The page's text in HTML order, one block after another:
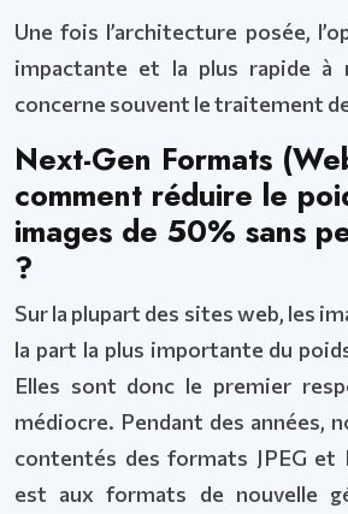
Une fois l’architecture posée,
impactante et la plus rapide
concerne souvent le traitement
Next-Gen Formats
comment réduire le
images de 50% sans
?
Sur la plupart des sites web, les
la part la plus importante du
Elles sont donc le premier
médiocre. Pendant des années,
contentés des formats JPEG et
est aux formats de nouvelle